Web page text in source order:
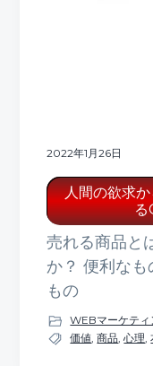
2022年1月26日
人間の欲求
る
売れる商品と
か？ 便利なも
もの
WEBマーケティ
価値 ,商品 ,心理 ,